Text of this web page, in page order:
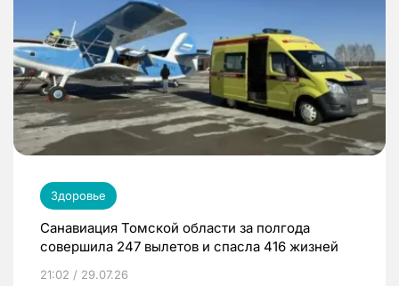
Здоровье
Санавиация Томской области за полгода
совершила 247 вылетов и спасла 416 жизней
21:02 / 29.07.26